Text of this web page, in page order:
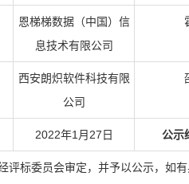
恩梯梯数据（中国）信
息技术有限公司
西安朗炽软件科技有限
公司
2022年1月27日 公示
标委员会审定，并予以公示，如